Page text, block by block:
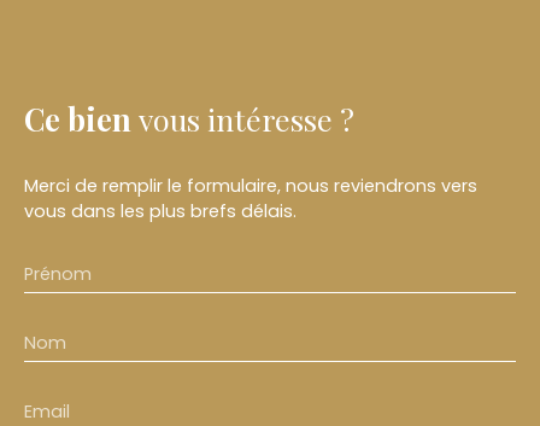
Ce bien vous intéresse ?
Merci de remplir le formulaire, nous reviendrons vers
vous dans les plus brefs délais.
Prénom
Nom
Email